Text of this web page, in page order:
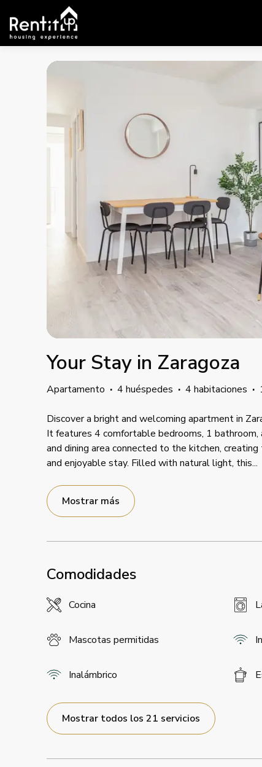
Your Stay in Zaragoza
Apartamento · 4 huéspedes · 4 habitaciones ·
Discover a bright and welcoming apartment in
It features 4 comfortable bedrooms, 1 bathroom,
and dining area connected to the kitchen,
and enjoyable stay. Filled with natural light, this...
Mostrar más
Comodidades
Cocina
Mascotas permitidas
Inalámbrico
Mostrar todos los 21 servicios